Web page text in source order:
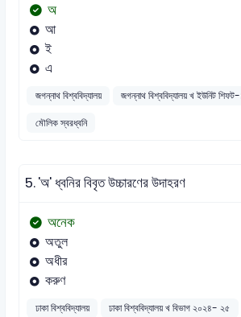
অ
আ
ই
এ
জগন্নাথ বিশ্ববিদ্যালয় জগন্নাথ বিশ্ববিদ্যালয় খ ইউনিট
মৌলিক স্বরধ্বনি
5.'অ' ধ্বনির বিবৃত উচ্চারণের উদাহরণ
অনেক
অতুল
অধীর
করুণ
ঢাকা বিশ্ববিদ্যালয় ঢাকা বিশ্ববিদ্যালয় খ বিভাগ ২০২৪- ২৫